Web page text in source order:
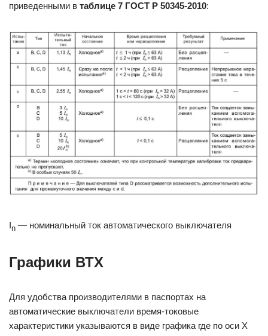
приведенными в таблице 7 ГОСТ Р 50345-2010:
In — номинальный ток автоматического выключателя
Графики ВТХ
Для удобства производителями в паспортах на
автоматические выключатели время-токовые
характеристики указываются в виде графика где по оси X